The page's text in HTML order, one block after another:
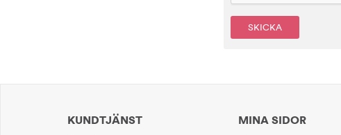
SKICKA
KUNDTJÄNST MINA SIDOR